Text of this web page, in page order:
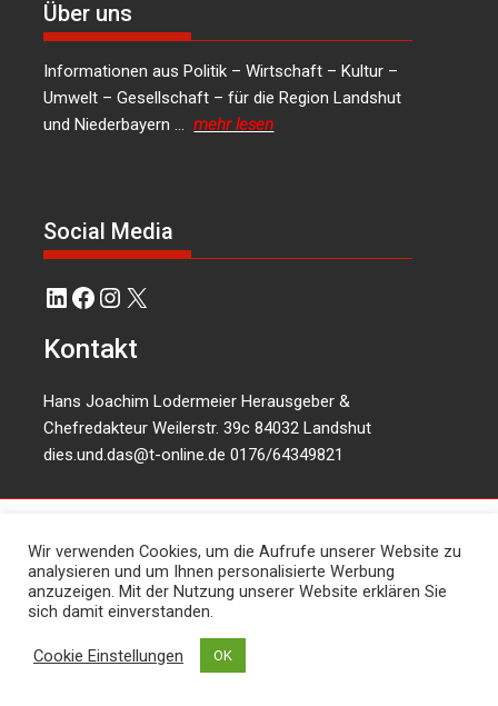
Über uns
Informationen aus Politik – Wirtschaft – Kultur –
Umwelt – Gesellschaft – für die Region Landshut
und Niederbayern …mehr lesen
Social Media
LinkedIn
Facebook
Instagram
X
Kontakt
Hans Joachim Lodermeier Herausgeber &
Chefredakteur Weilerstr. 39c 84032 Landshut
dies.und.das@t-online.de 0176/64349821
Wir verwenden Cookies, um die Aufrufe unserer Website zu
analysieren und um Ihnen personalisierte Werbung
anzuzeigen. Mit der Nutzung unserer Website erklären Sie
sich damit einverstanden.
Cookie Einstellungen OK